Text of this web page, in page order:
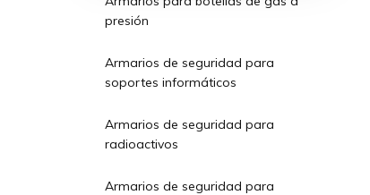
presión
Armarios de seguridad para
soportes informáticos
Armarios de seguridad para
radioactivos
Armarios de seguridad para